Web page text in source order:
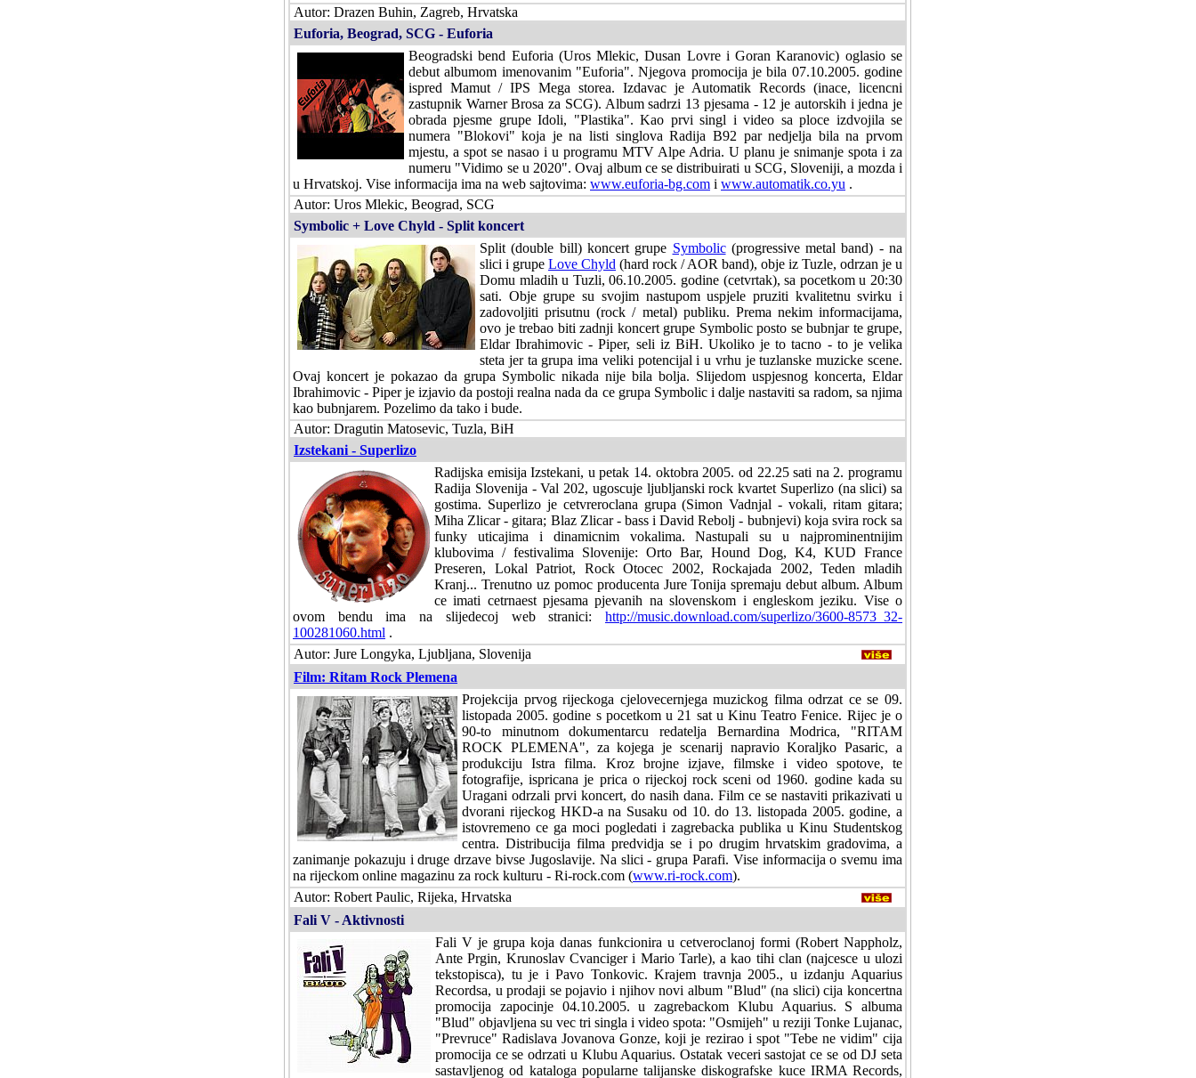
Autor: Drazen Buhin, Zagreb, Hrvatska
Euforia, Beograd, SCG - Euforia
Beogradski bend Euforia (Uros Mlekic, Dusan Lovre i Goran Karanovic) oglasio se
debut albumom imenovanim "Euforia". Njegova promocija je bila 07.10.2005. godine
ispred Mamut / IPS Mega storea. Izdavac je Automatik Records (inace, licencni
zastupnik Warner Brosa za SCG). Album sadrzi 13 pjesama - 12 je autorskih i jedna je
obrada pjesme grupe Idoli, "Plastika". Kao prvi singl i video sa ploce izdvojila se
numera "Blokovi" koja je na listi singlova Radija B92 par nedjelja bila na prvom
mjestu, a spot se nasao i u programu MTV Alpe Adria. U planu je snimanje spota i za
numeru "Vidimo se u 2020". Ovaj album ce se distribuirati u SCG, Sloveniji, a mozda i
u Hrvatskoj. Vise informacija ima na web sajtovima: www.euforia-bg.com i www.automatik.co.yu .
Autor: Uros Mlekic, Beograd, SCG
Symbolic + Love Chyld - Split koncert
Split (double bill) koncert grupe Symbolic(progressive metal band) - na
slici i grupe Love Chyld (hard rock / AOR band), obje iz Tuzle, odrzan je u
Domu mladih u Tuzli, 06.10.2005. godine (cetvrtak), sa pocetkom u 20:30
sati. Obje grupe su svojim nastupom uspjele pruziti kvalitetnu svirku i
zadovoljiti prisutnu (rock / metal) publiku. Prema nekim informacijama,
ovo je trebao biti zadnji koncert grupe Symbolic posto se bubnjar te grupe,
Eldar Ibrahimovic - Piper, seli iz BiH. Ukoliko je to tacno - to je velika
steta jer ta grupa ima veliki potencijal i u vrhu je tuzlanske muzicke scene.
Ovaj koncert je pokazao da grupa Symbolic nikada nije bila bolja. Slijedom uspjesnog koncerta, Eldar
Ibrahimovic - Piper je izjavio da postoji realna nada da ce grupa Symbolic i dalje nastaviti sa radom, sa njima
kao bubnjarem. Pozelimo da tako i bude.
Autor: Dragutin Matosevic, Tuzla, BiH
Izstekani - Superlizo
Radijska emisija Izstekani, u petak 14. oktobra 2005. od 22.25 sati na 2. programu
Radija Slovenija - Val 202, ugoscuje ljubljanski rock kvartet Superlizo (na slici) sa
gostima. Superlizo je cetvreroclana grupa (Simon Vadnjal - vokali, ritam gitara;
Miha Zlicar - gitara; Blaz Zlicar - bass i David Rebolj - bubnjevi) koja svira rock sa
funky uticajima i dinamicnim vokalima. Nastupali su u najprominentnijim
klubovima / festivalima Slovenije: Orto Bar, Hound Dog, K4, KUD France
Preseren, Lokal Patriot, Rock Otocec 2002, Rockajada 2002, Teden mladih
Kranj... Trenutno uz pomoc producenta Jure Tonija spremaju debut album. Album
ce imati cetrnaest pjesama pjevanih na slovenskom i engleskom jeziku. Vise o
ovom bendu ima na slijedecoj web stranici: http://music.download.com/superlizo/3600-8573_32-
100281060.html .
Autor: Jure Longyka, Ljubljana, Slovenija
Film: Ritam Rock Plemena
Projekcija prvog rijeckoga cjelovecernjega muzickog filma odrzat ce se 09.
listopada 2005. godine s pocetkom u 21 sat u Kinu Teatro Fenice. Rijec je o
90-to minutnom dokumentarcu redatelja Bernardina Modrica, "RITAM
ROCK PLEMENA", za kojega je scenarij napravio Koraljko Pasaric, a
produkciju Istra filma. Kroz brojne izjave, filmske i video spotove, te
fotografije, ispricana je prica o rijeckoj rock sceni od 1960. godine kada su
Uragani odrzali prvi koncert, do nasih dana. Film ce se nastaviti prikazivati u
dvorani rijeckog HKD-a na Susaku od 10. do 13. listopada 2005. godine, a
istovremeno ce ga moci pogledati i zagrebacka publika u Kinu Studentskog
centra. Distribucija filma predvidja se i po drugim hrvatskim gradovima, a
zanimanje pokazuju i druge drzave bivse Jugoslavije. Na slici - grupa Parafi. Vise informacija o svemu ima
na rijeckom online magazinu za rock kulturu - Ri-rock.com (www.ri-rock.com).
Autor: Robert Paulic, Rijeka, Hrvatska
Fali V - Aktivnosti
Fali V je grupa koja danas funkcionira u cetveroclanoj formi (Robert Nappholz,
Ante Prgin, Krunoslav Cvanciger i Mario Tarle), a kao tihi clan (najcesce u ulozi
tekstopisca), tu je i Pavo Tonkovic. Krajem travnja 2005., u izdanju Aquarius
Recordsa, u prodaji se pojavio i njihov novi album "Blud" (na slici) cija koncertna
promocija zapocinje 04.10.2005. u zagrebackom Klubu Aquarius. S albuma
"Blud" objavljena su vec tri singla i video spota: "Osmijeh" u reziji Tonke Lujanac,
"Prevruce" Radislava Jovanova Gonze, koji je rezirao i spot "Tebe ne vidim" cija
promocija ce se odrzati u Klubu Aquarius. Ostatak veceri sastojat ce se od DJ seta
sastavljenog od kataloga popularne talijanske diskografske kuce IRMA Records,